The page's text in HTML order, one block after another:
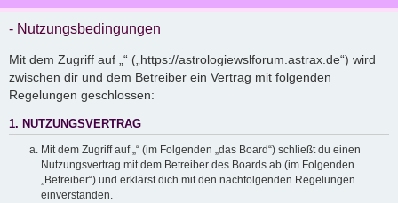
- Nutzungsbedingungen
Mit dem Zugriff auf „“ („https://astrologiewslforum.astrax.de“) wird
zwischen dir und dem Betreiber ein Vertrag mit folgenden
Regelungen geschlossen:
1. NUTZUNGSVERTRAG
Mit dem Zugriff auf „“ (im Folgenden „das Board“) schließt du einen
Nutzungsvertrag mit dem Betreiber des Boards ab (im Folgenden
„Betreiber“) und erklärst dich mit den nachfolgenden Regelungen
einverstanden.